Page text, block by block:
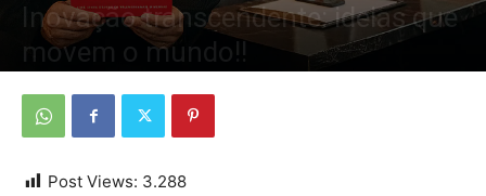
Inovação transcendente: ideias que
movem o mundo!!
Post Views: 3.288